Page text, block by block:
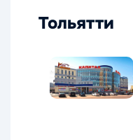
Тольятти